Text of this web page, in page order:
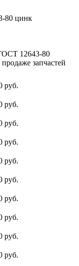
12643-80
запчастей
руб.
руб.
руб.
руб.
руб.
руб.
руб.
руб.
руб.
руб.